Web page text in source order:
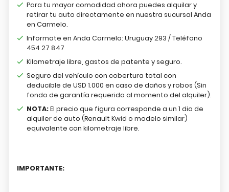
Para tu mayor comodidad ahora puedes alquilar y
retirar tu auto directamente en nuestra sucursal Anda
en Carmelo.
Informate en Anda Carmelo: Uruguay 293 / Teléfono
454 27 847
Kilometraje libre, gastos de patente y seguro.
Seguro del vehículo con cobertura total con
deducible de USD 1.000 en caso de daños y robos (Sin
fondo de garantía requerida al momento del alquiler).
NOTA:El precio que figura corresponde a un 1 dia de
alquiler de auto (Renault Kwid o modelo similar)
equivalente con kilometraje libre.
IMPORTANTE: